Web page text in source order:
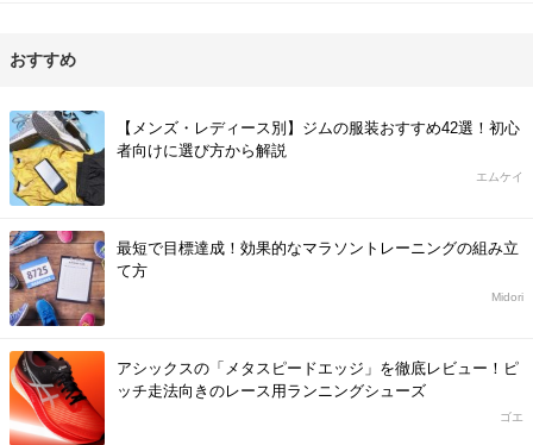
おすすめ
【メンズ・レディース別】ジムの服装おすすめ42選！初心
者向けに選び方から解説
エムケイ
最短で目標達成！効果的なマラソントレーニングの組み立
て方
Midori
アシックスの「メタスピードエッジ」を徹底レビュー！ピ
ッチ走法向きのレース用ランニングシューズ
ゴエ